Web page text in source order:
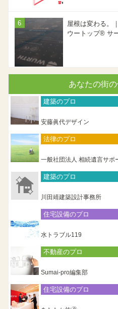
屋根は変わる。
ウートップ® サ
あなたの街
建築のプロ
安藤眞代デザイン
法律のプロ
一般社団法人 相続遺言サポ
建築のプロ
川田靖建築設計事務所
住宅設備のプロ
水トラブル119
不動産のプロ
Sumai-pro編集部
住宅設備のプロ